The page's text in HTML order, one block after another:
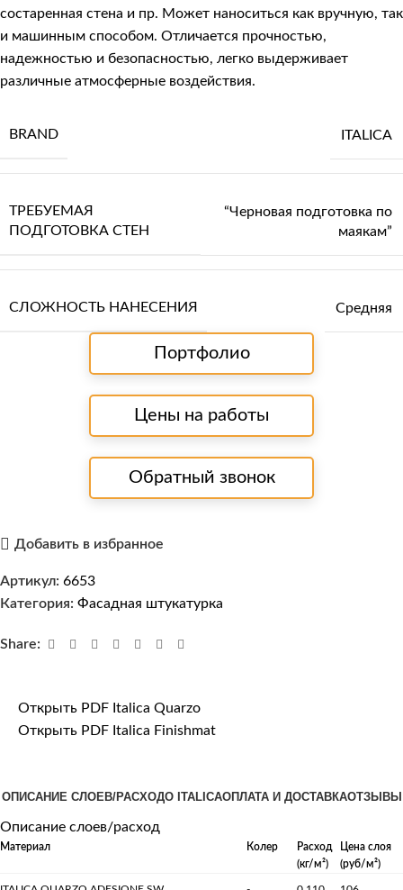
состаренная стена и пр. Может наноситься как вручную, так
и машинным способом. Отличается прочностью,
надежностью и безопасностью, легко выдерживает
различные атмосферные воздействия.
BRAND ITALICA
ТРЕБУЕМАЯ
ПОДГОТОВКА СТЕН
“Черновая подготовка по
маякам”
СЛОЖНОСТЬ НАНЕСЕНИЯ Средняя
Портфолио
Цены на работы
Обратный звонок
Добавить в избранное
Артикул: 6653
Категория: Фасадная штукатурка
Share:
Открыть PDF Italica Quarzo
Открыть PDF Italica Finishmat
ОПИСАНИЕ СЛОЕВ/РАСХОДО ITALICAОПЛАТА И ДОСТАВКАОТЗЫВЫ
Описание слоев/расход
Материал Колер
Расход
(кг/м²)
Цена слоя
(руб/м²)